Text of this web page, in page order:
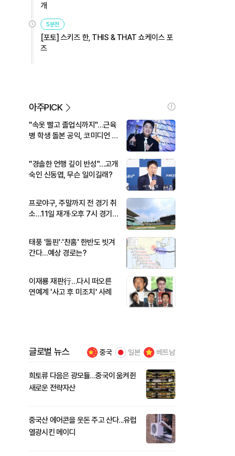
개
5분전
[포토] 스키즈 한, THIS & THAT 쇼케이스 포
즈
아주PICK
"속옷 빨고 졸업식까지"…근육
병 학생 돌본 공익, 코미디언 김
"경솔한 언행 깊이 반성"…고개
숙인 신동엽, 무슨 일이길래?
프로야구, 주말까지 전 경기 취
소…11일 재개·오후 7시 경기
태풍 '돌핀'·'찬홈' 한반도 빗겨
간다…예상 경로는?
이재룡 재판行…다시 떠오른
연예계 '사고 후 미조치' 사례
글로벌 뉴스 중국 일본 베트남
희토류 다음은 광모듈…중국이 움켜쥔
새로운 전략자산
중국산 에어콘을 웃돈 주고 산다...유럽
열광시킨 메이디